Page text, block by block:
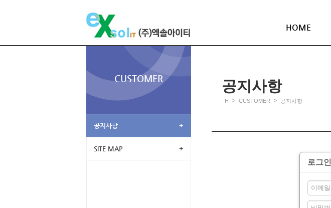
HOME
CUSTOMER
공지사항 +
SITE MAP +
공지사항
H > CUSTOMER > 공지사항
로그인